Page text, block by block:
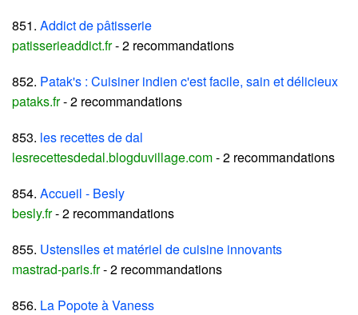
851. Addict de pâtisserie
patisserieaddict.fr- 2 recommandations
852. Patak's : Cuisiner indien c'est facile, sain et délicieux
pataks.fr- 2 recommandations
853. les recettes de dal
lesrecettesdedal.blogduvillage.com- 2 recommandations
854. Accueil - Besly
besly.fr- 2 recommandations
855. Ustensiles et matériel de cuisine innovants
mastrad-paris.fr- 2 recommandations
856. La Popote à Vaness